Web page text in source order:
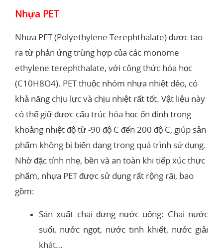
Nhựa PET
Nhựa PET (Polyethylene Terephthalate) được tạo
ra từ phản ứng trùng hợp của các monome
ethylene terephthalate, với công thức hóa học
(C10H8O4). PET thuộc nhóm nhựa nhiệt dẻo, có
khả năng chịu lực và chịu nhiệt rất tốt. Vật liệu này
có thể giữ được cấu trúc hóa học ổn định trong
khoảng nhiệt độ từ -90 độ C đến 200 độ C, giúp sản
phẩm không bị biến dạng trong quá trình sử dụng.
Nhờ đặc tính nhẹ, bền và an toàn khi tiếp xúc thực
phẩm, nhựa PET được sử dụng rất rộng rãi, bao
gồm:
Sản xuất chai đựng nước uống: Chai nước
suối, nước ngọt, nước tinh khiết, nước giải
khát…